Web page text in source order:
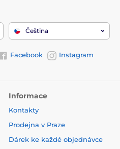
Čeština
Facebook
Instagram
Informace
Kontakty
Prodejna v Praze
Dárek ke každé objednávce